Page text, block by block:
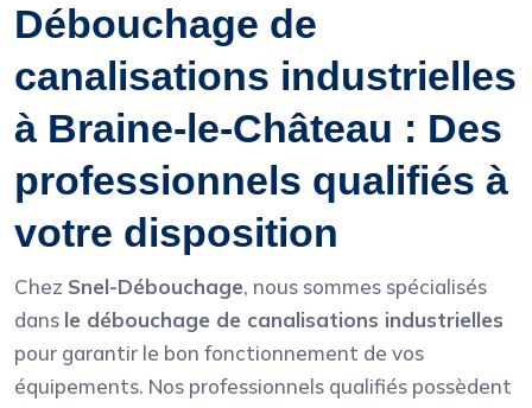
Débouchage de
canalisations industrielles
à Braine-le-Château : Des
professionnels qualifiés à
votre disposition
Chez Snel-Débouchage, nous sommes spécialisés
dans le débouchage de canalisations industrielles
pour garantir le bon fonctionnement de vos
équipements. Nos professionnels qualifiés possèdent